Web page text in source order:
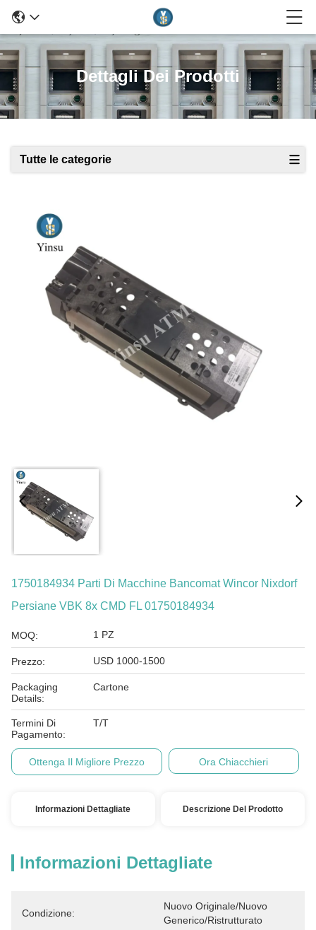
Dettagli Dei Prodotti
Tutte le categorie
1750184934 Parti Di Macchine Bancomat Wincor Nixdorf
Persiane VBK 8x CMD FL 01750184934
MOQ: 1 PZ
Prezzo: USD 1000-1500
Packaging
Details:
Cartone
Termini Di
Pagamento:
T/T
Ottenga Il Migliore Prezzo Ora Chiacchieri
Informazioni Dettagliate Descrizione Del Prodotto
Informazioni Dettagliate
Condizione:
Nuovo Originale/Nuovo
Generico/Ristrutturato